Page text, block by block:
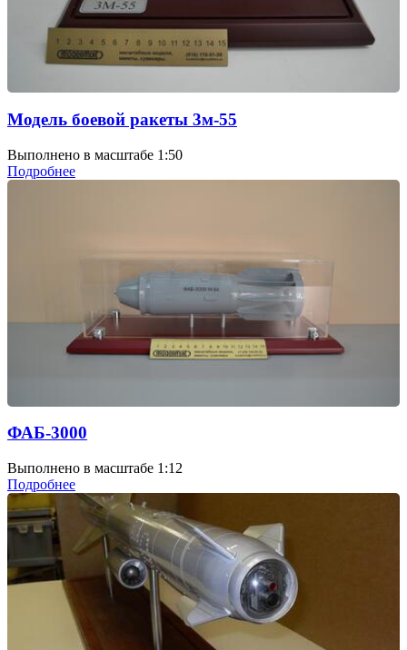
Модель боевой ракеты 3м-55
Выполнено в масштабе 1:50
Подробнее
ФАБ-3000
Выполнено в масштабе 1:12
Подробнее